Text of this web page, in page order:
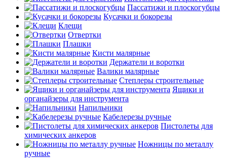
Пассатижи и плоскогубцы
Кусачки и бокорезы
Клещи
Отвертки
Плашки
Кисти малярные
Держатели и воротки
Валики малярные
Степлеры строительные
Ящики и
органайзеры для инструмента
Напильники
Кабелерезы ручные
Пистолеты для
химических анкеров
Ножницы по металлу
ручные